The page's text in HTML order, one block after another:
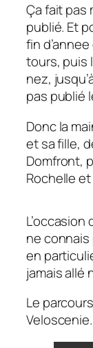
Ça fait pas
publié. Et
fin
tours, puis
nez,
pas publié
Donc la
et sa fille,
Domfront,
Rochelle et
ne connais
en
jamais allé
Le
Veloscenie.